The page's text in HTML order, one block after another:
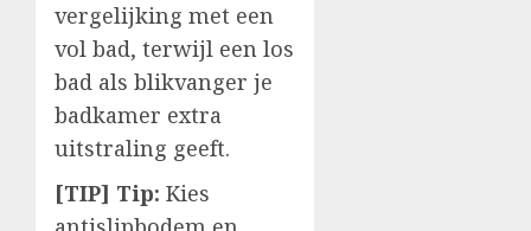
vergelijking met een
vol bad, terwijl een los
bad als blikvanger je
badkamer extra
uitstraling geeft.
[TIP] Tip: Kies